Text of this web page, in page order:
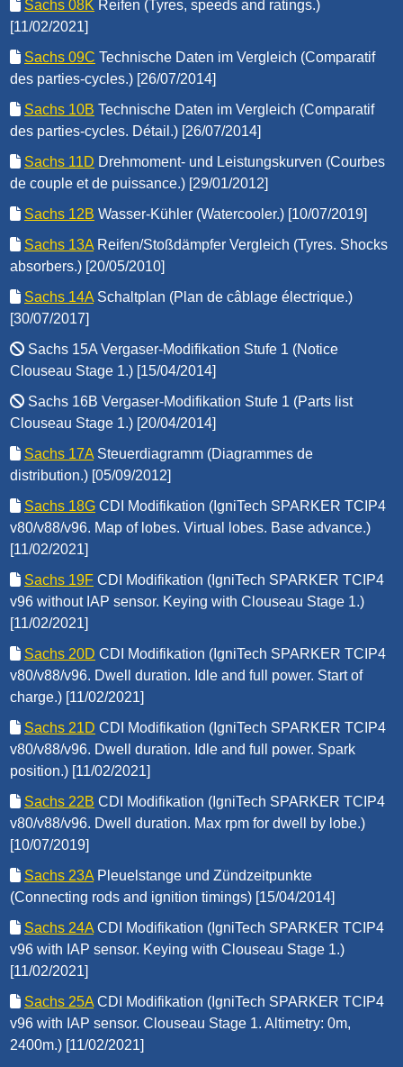
Sachs 08K Reifen (Tyres, speeds and ratings.)
[11/02/2021]
Sachs 09C Technische Daten im Vergleich (Comparatif
des parties-cycles.) [26/07/2014]
Sachs 10B Technische Daten im Vergleich (Comparatif
des parties-cycles. Détail.) [26/07/2014]
Sachs 11D Drehmoment- und Leistungskurven (Courbes
de couple et de puissance.) [29/01/2012]
Sachs 12B Wasser-Kühler (Watercooler.) [10/07/2019]
Sachs 13A Reifen/Stoßdämpfer Vergleich (Tyres. Shocks
absorbers.) [20/05/2010]
Sachs 14A Schaltplan (Plan de câblage électrique.)
[30/07/2017]
Sachs 15A Vergaser-Modifikation Stufe 1 (Notice
Clouseau Stage 1.) [15/04/2014]
Sachs 16B Vergaser-Modifikation Stufe 1 (Parts list
Clouseau Stage 1.) [20/04/2014]
Sachs 17A Steuerdiagramm (Diagrammes de
distribution.) [05/09/2012]
Sachs 18G CDI Modifikation (IgniTech SPARKER TCIP4
v80/v88/v96. Map of lobes. Virtual lobes. Base advance.)
[11/02/2021]
Sachs 19F CDI Modifikation (IgniTech SPARKER TCIP4
v96 without IAP sensor. Keying with Clouseau Stage 1.)
[11/02/2021]
Sachs 20D CDI Modifikation (IgniTech SPARKER TCIP4
v80/v88/v96. Dwell duration. Idle and full power. Start of
charge.) [11/02/2021]
Sachs 21D CDI Modifikation (IgniTech SPARKER TCIP4
v80/v88/v96. Dwell duration. Idle and full power. Spark
position.) [11/02/2021]
Sachs 22B CDI Modifikation (IgniTech SPARKER TCIP4
v80/v88/v96. Dwell duration. Max rpm for dwell by lobe.)
[10/07/2019]
Sachs 23A Pleuelstange und Zündzeitpunkte
(Connecting rods and ignition timings) [15/04/2014]
Sachs 24A CDI Modifikation (IgniTech SPARKER TCIP4
v96 with IAP sensor. Keying with Clouseau Stage 1.)
[11/02/2021]
Sachs 25A CDI Modifikation (IgniTech SPARKER TCIP4
v96 with IAP sensor. Clouseau Stage 1. Altimetry: 0m,
2400m.) [11/02/2021]